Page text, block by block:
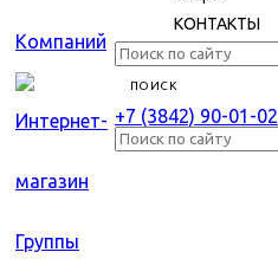
КОНТАКТЫ
+7 (3842) 90-01-02